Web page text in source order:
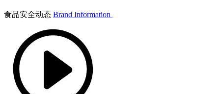
食品安全动态 Brand Information